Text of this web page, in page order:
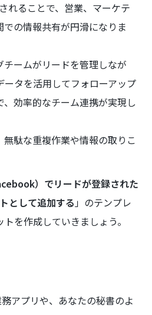
れることで、営業、マーケテ
の情報共有が円滑になりま
ームがリードを管理しなが
ータを活用してフォローアップ
効率的なチーム連携が実現し
駄な重複作業や情報の取りこ
）でリードが登録された
として追加する」のテンプレ
を作成していきましょう。
アプリや、あなたの秘書のよ